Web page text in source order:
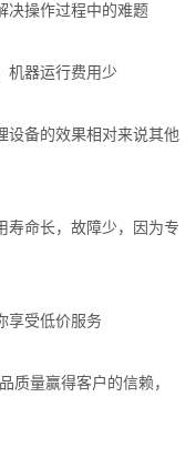
决操作过程中的难题
机器运行费用少
设备的效果相对来说其他
寿命长，故障少，因为专
享受低价服务
质量赢得客户的信赖，